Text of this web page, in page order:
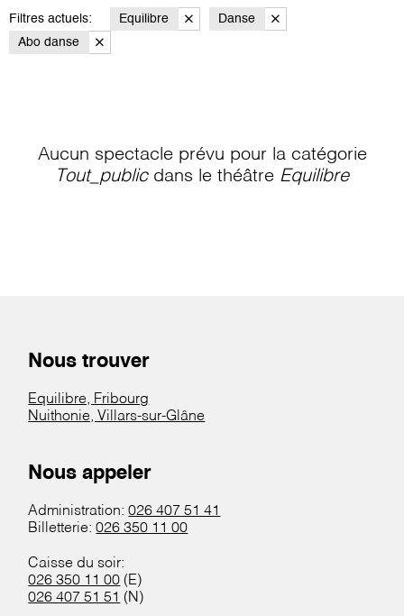
Filtres actuels: Equilibre
Danse
Abo danse
Aucun spectacle prévu pour la catégorie
Tout_publicdans le théâtre Equilibre
Nous trouver
Equilibre, Fribourg
Nuithonie, Villars-sur-Glâne
Nous appeler
Administration:026 407 51 41
Billetterie:026 350 11 00
Caisse du soir:
026 350 11 00 (E)
026 407 51 51 (N)